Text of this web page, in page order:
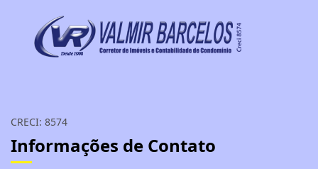
CRECI: 8574
Informações de Contato